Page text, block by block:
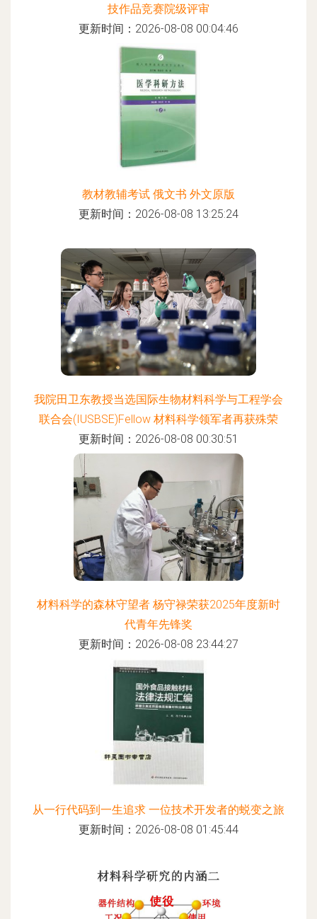
技作品竞赛院级评审
更新时间：2026-08-08 00:04:46
教材教辅考试 俄文书 外文原版
更新时间：2026-08-08 13:25:24
我院田卫东教授当选国际生物材料科学与工程学会
联合会(IUSBSE)Fellow 材料科学领军者再获殊荣
更新时间：2026-08-08 00:30:51
材料科学的森林守望者 杨守禄荣获2025年度新时
代青年先锋奖
更新时间：2026-08-08 23:44:27
从一行代码到一生追求 一位技术开发者的蜕变之旅
更新时间：2026-08-08 01:45:44